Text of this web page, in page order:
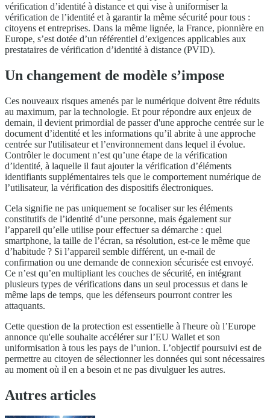
vérification d’identité à distance et qui vise à uniformiser la
vérification de l’identité et à garantir la même sécurité pour tous :
citoyens et entreprises. Dans la même lignée, la France, pionnière en
Europe, s’est dotée d’un référentiel d’exigences applicables aux
prestataires de vérification d’identité à distance (PVID).
Un changement de modèle s’impose
Ces nouveaux risques amenés par le numérique doivent être réduits
au maximum, par la technologie. Et pour répondre aux enjeux de
demain, il devient primordial de passer d'une approche centrée sur le
document d’identité et les informations qu’il abrite à une approche
centrée sur l'utilisateur et l’environnement dans lequel il évolue.
Contrôler le document n’est qu’une étape de la vérification
d’identité, à laquelle il faut ajouter la vérification d’éléments
identifiants supplémentaires tels que le comportement numérique de
l’utilisateur, la vérification des dispositifs électroniques.
Cela signifie ne pas uniquement se focaliser sur les éléments
constitutifs de l’identité d’une personne, mais également sur
l’appareil qu’elle utilise pour effectuer sa démarche : quel
smartphone, la taille de l’écran, sa résolution, est-ce le même que
d’habitude ? Si l’appareil semble différent, un e-mail de
confirmation ou une demande de connexion sécurisée est envoyé.
Ce n’est qu’en multipliant les couches de sécurité, en intégrant
plusieurs types de vérifications dans un seul processus et dans le
même laps de temps, que les défenseurs pourront contrer les
attaquants.
Cette question de la protection est essentielle à l'heure où l’Europe
annonce qu'elle souhaite accélérer sur l’EU Wallet et son
uniformisation à tous les pays de l’union. L’objectif poursuivi est de
permettre au citoyen de sélectionner les données qui sont nécessaires
au moment où il en a besoin et ne pas divulguer les autres.
Autres articles